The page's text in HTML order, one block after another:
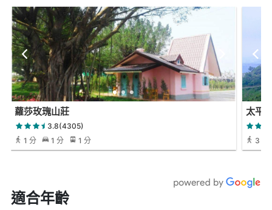
蘿莎玫瑰山莊
3.8(4305)
1 分
1 分 1 分
太平
3 小
適合年齡